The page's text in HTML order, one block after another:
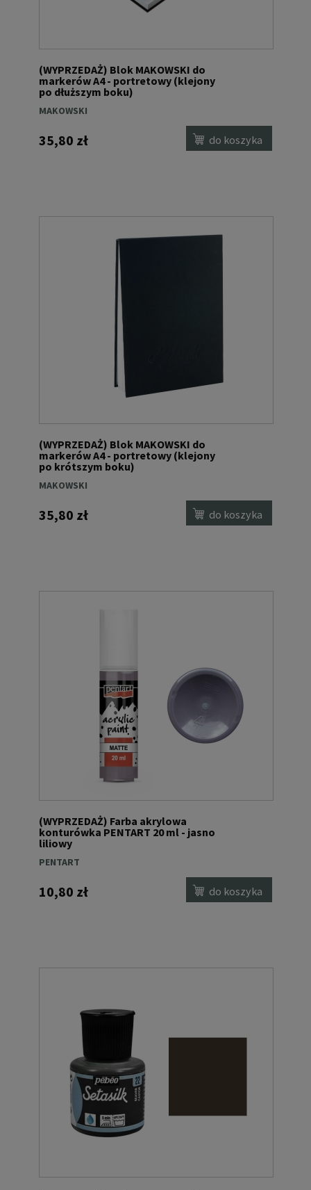
(WYPRZEDAŻ) Blok MAKOWSKI do
markerów A4 - portretowy (klejony
po dłuższym boku)
MAKOWSKI
35,80 zł do koszyka
(WYPRZEDAŻ) Blok MAKOWSKI do
markerów A4 - portretowy (klejony
po krótszym boku)
MAKOWSKI
35,80 zł do koszyka
(WYPRZEDAŻ) Farba akrylowa
konturówka PENTART 20 ml - jasno
liliowy
PENTART
10,80 zł do koszyka